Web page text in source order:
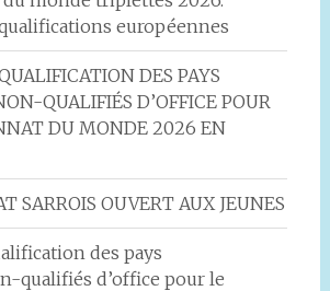
européennes
DES PAYS
QUALIFIÉS D’OFFICE POUR
DU MONDE 2026 EN
SARROIS OUVERT AUX JEUNES
des pays
qualifiés d’office pour le